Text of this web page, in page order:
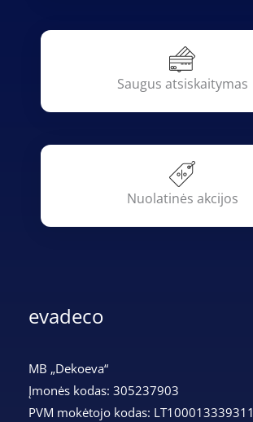
Saugus atsiskaitymas
Nuolatinės akcijos
evadeco
MB „Dekoeva“
Įmonės kodas: 305237903
PVM mokėtojo kodas: LT100013339311